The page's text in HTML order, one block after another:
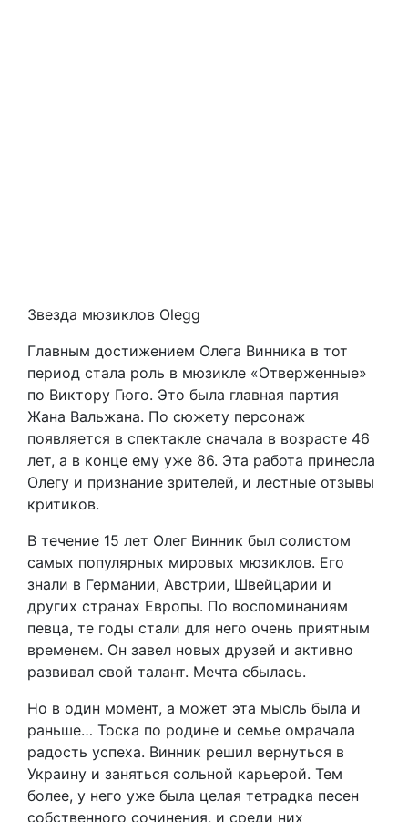
Звезда мюзиклов Olegg
Главным достижением Олега Винника в тот
период стала роль в мюзикле «Отверженные»
по Виктору Гюго. Это была главная партия
Жана Вальжана. По сюжету персонаж
появляется в спектакле сначала в возрасте 46
лет, а в конце ему уже 86. Эта работа принесла
Олегу и признание зрителей, и лестные отзывы
критиков.
В течение 15 лет Олег Винник был солистом
самых популярных мировых мюзиклов. Его
знали в Германии, Австрии, Швейцарии и
других странах Европы. По воспоминаниям
певца, те годы стали для него очень приятным
временем. Он завел новых друзей и активно
развивал свой талант. Мечта сбылась.
Но в один момент, а может эта мысль была и
раньше… Тоска по родине и семье омрачала
радость успеха. Винник решил вернуться в
Украину и заняться сольной карьерой. Тем
более, у него уже была целая тетрадка песен
собственного сочинения, и среди них